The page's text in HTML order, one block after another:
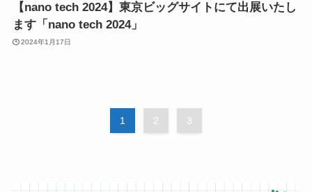
【nano tech 2024】東京ビッグサイトにて出展いたし
ます「nano tech 2024」
2024年1月17日
1 2 3